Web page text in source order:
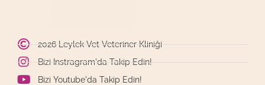
2026 Leylek Vet Veteriner Kliniği
Bizi Instragram'da Takip Edin!
Bizi Youtube'da Takip Edin!